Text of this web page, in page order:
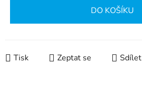
DO KOŠÍKU
Tisk Zeptat se Sdílet